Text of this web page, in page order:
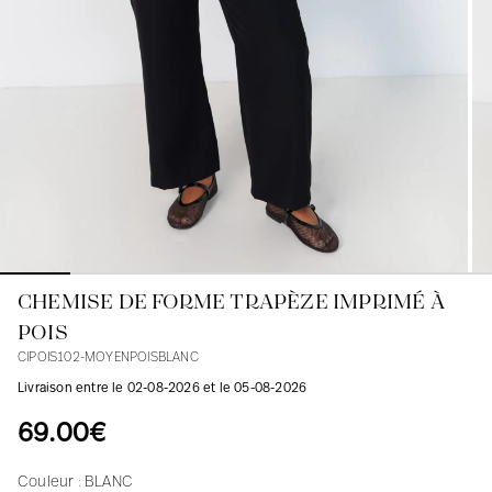
Blazers, Vestes
Blazers, Vestes
Manteaux
Accessoires
En ligne avec les courbes des femmes
CHEMISE DE FORME TRAPÈZE IMPRIMÉ À
POIS
CIPOIS102-MOYENPOISBLANC
Livraison entre le 02-08-2026 et le 05-08-2026
69.00€
Couleur : BLANC